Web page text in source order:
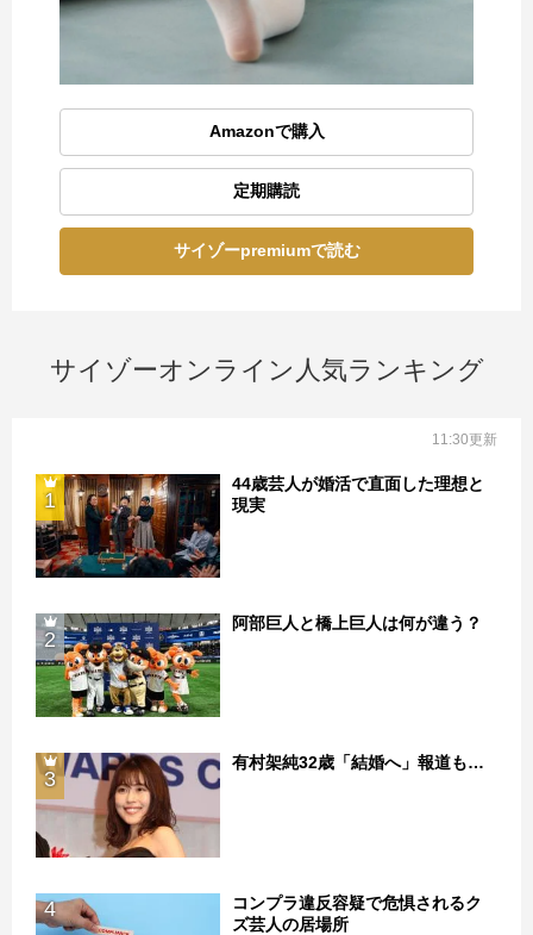
Amazonで購入
定期購読
サイゾーpremiumで読む
サイゾーオンライン人気ランキング
11:30更新
1
44歳芸人が婚活で直面した理想と
現実
2
阿部巨人と橋上巨人は何が違う？
3
有村架純32歳「結婚へ」報道も…
4
コンプラ違反容疑で危惧されるク
ズ芸人の居場所